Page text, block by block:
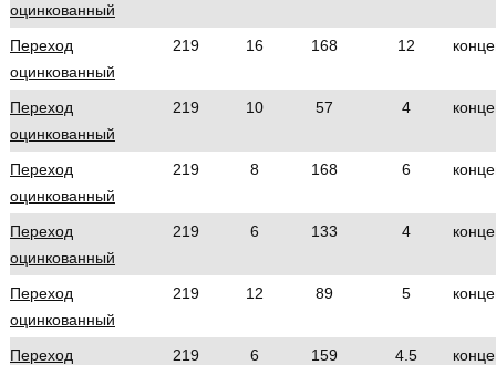
оцинкованный
Переход
оцинкованный
219 16 168 12
Переход
оцинкованный
219 10 57 4
Переход
оцинкованный
219 8 168 6
Переход
оцинкованный
219 6 133 4
Переход
оцинкованный
219 12 89 5
Переход
219 6 159 4.5